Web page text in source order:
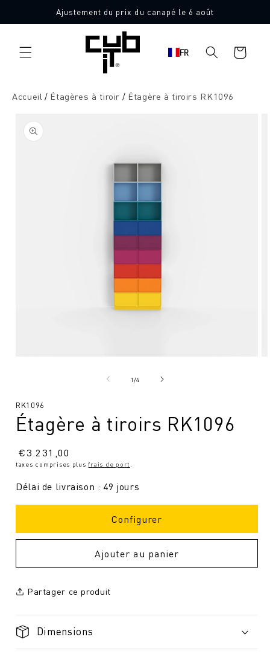
directement
au contenu
Ajustement du prix du canapé le 6 août
FR
Panier
d'achat
Accueil Étagères à tiroir Étagère à tiroirs RK1096
l'information
sur le
produit
modal
1/de4
SKU
RK1096
Étagère à tiroirs RK1096
Prix
normal
€3.231,00
taxes comprises plusfrais de port
Délai de livraison : 49 jours
Configurer
Ajouter au panier
Partager ce produit
Dimensions